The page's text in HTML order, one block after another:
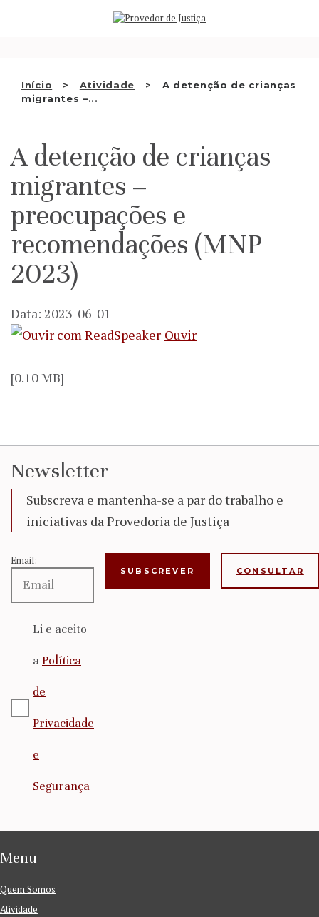
Início Atividade
A detenção de crianças
migrantes –...
QUEM SOMOS
RECOMENDAÇÕES E OUTRAS
DECISÕES
APRESENTAR QUEIXA
A detenção de crianças
migrantes –
preocupações e
recomendações (MNP
2023)
Data: 2023-06-01
Ouvir
[0.10 MB]
Newsletter
Subscreva e mantenha-se a par do trabalho e
iniciativas da Provedoria de Justiça
Email:
Li e aceito
a Política
de
Privacidade
e
Segurança
CONSULTAR
Menu
Quem Somos
Atividade